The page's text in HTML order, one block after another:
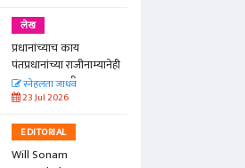
लेख
प्रधानांच्याच काय
पंतप्रधानांच्या राजीनाम्यानेही
प्रश्न सुटणार नाही, पण...
स्नेहलता जाधव
23 Jul 2026
EDITORIAL
Will Sonam